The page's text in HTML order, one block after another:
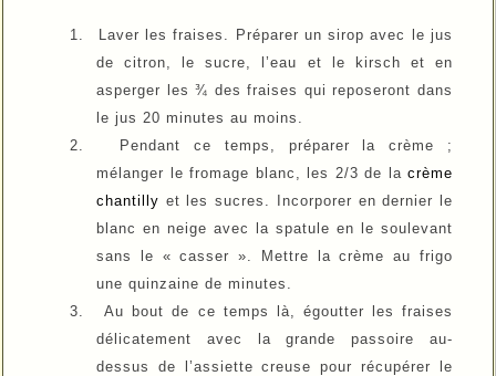
1.
Laver les fraises. Préparer un sirop avec le jus
de citron, le sucre, l’eau et le kirsch et en
asperger les ¾ des fraises qui reposeront dans
le jus 20 minutes au moins.
2.
Pendant ce temps, préparer la crème ;
mélanger le fromage blanc, les 2/3 de la crème
chantilly et les sucres. Incorporer en dernier le
blanc en neige avec la spatule en le soulevant
sans le « casser ». Mettre la crème au frigo
une quinzaine de minutes.
3.
Au bout de ce temps là, égoutter les fraises
délicatement avec la grande passoire au-
dessus de l’assiette creuse pour récupérer le